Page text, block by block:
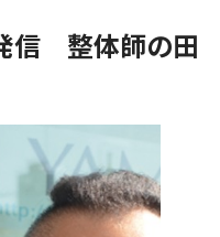
信 整体師の田